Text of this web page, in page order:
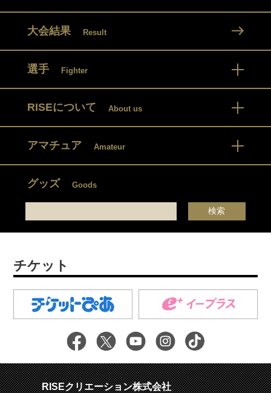
大会結果 Result
選手 Fighter
RISEについて About us
アマチュア Amateur
グッズ Goods
チケット
RISEクリエーション株式会社